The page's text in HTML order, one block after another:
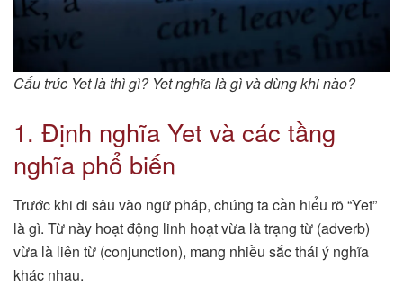
Cấu trúc Yet là thì gì? Yet nghĩa là gì và dùng khi nào?
1. Định nghĩa Yet và các tầng
nghĩa phổ biến
Trước khi đi sâu vào ngữ pháp, chúng ta cần hiểu rõ “Yet”
là gì. Từ này hoạt động linh hoạt vừa là trạng từ (adverb)
vừa là liên từ (conjunction), mang nhiều sắc thái ý nghĩa
khác nhau.